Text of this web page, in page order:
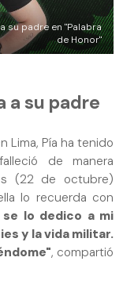
su padre en "Palabra
de Honor"
a su padre
Lima, Pía ha tenido
de manera
(22 de octubre)
lo recuerda con
lo dedico a mi
y la vida militar.
, compartió